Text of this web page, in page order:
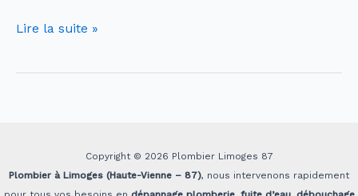
Lire la suite »
Copyright © 2026 Plombier Limoges 87
Plombier à Limoges (Haute-Vienne – 87), nous intervenons rapidement